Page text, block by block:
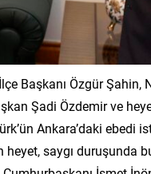
Başkanı Özgür
Şadi Özdemir ve
Ankara’daki ebedi
heyet, saygı